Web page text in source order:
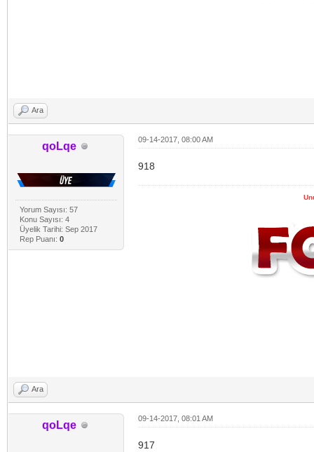
Ara
qoLqe
Yorum Sayısı: 57
Konu Sayısı: 4
Üyelik Tarihi: Sep 2017
Rep Puanı: 0
09-14-2017, 08:00 AM
918
Ara
qoLqe
09-14-2017, 08:01 AM
917